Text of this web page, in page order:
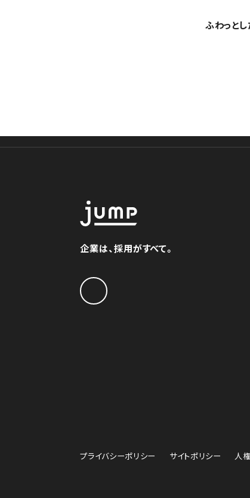
ふわっと
企業は、採用がすべて。
プライバシーポリシー サイトポリシー 人